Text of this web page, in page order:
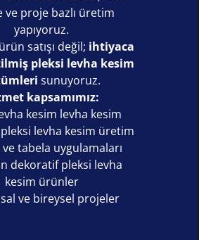
ve proje bazlı üretim
yapıyoruz.
satışı değil; ihtiyaca
pleksi levha kesim
sunuyoruz.
kapsamımız:
kesim levha kesim
levha kesim üretim
ve tabela uygulamaları
dekoratif pleksi levha
kesim ürünler
ve bireysel projeler